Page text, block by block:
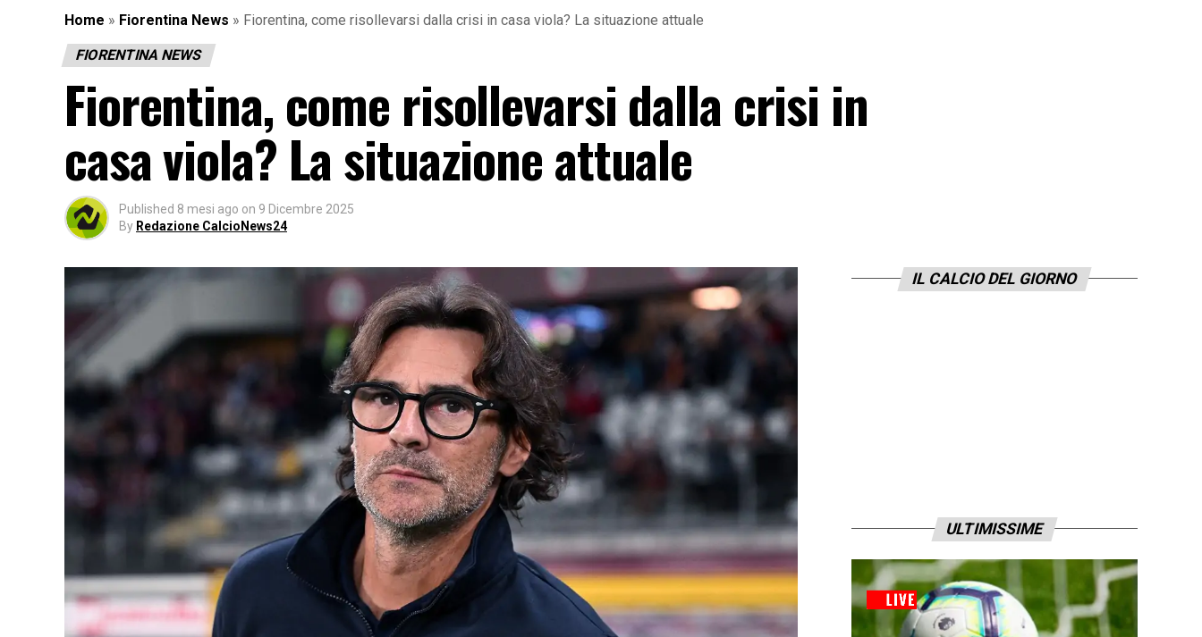
Home » Fiorentina News » Fiorentina, come risollevarsi dalla crisi in casa viola? La situazione attuale
FIORENTINA NEWS
Fiorentina, come risollevarsi dalla crisi in
casa viola? La situazione attuale
Published 8 mesi ago on 9 Dicembre 2025
By Redazione CalcioNews24
IL CALCIO DEL GIORNO
ULTIMISSIME